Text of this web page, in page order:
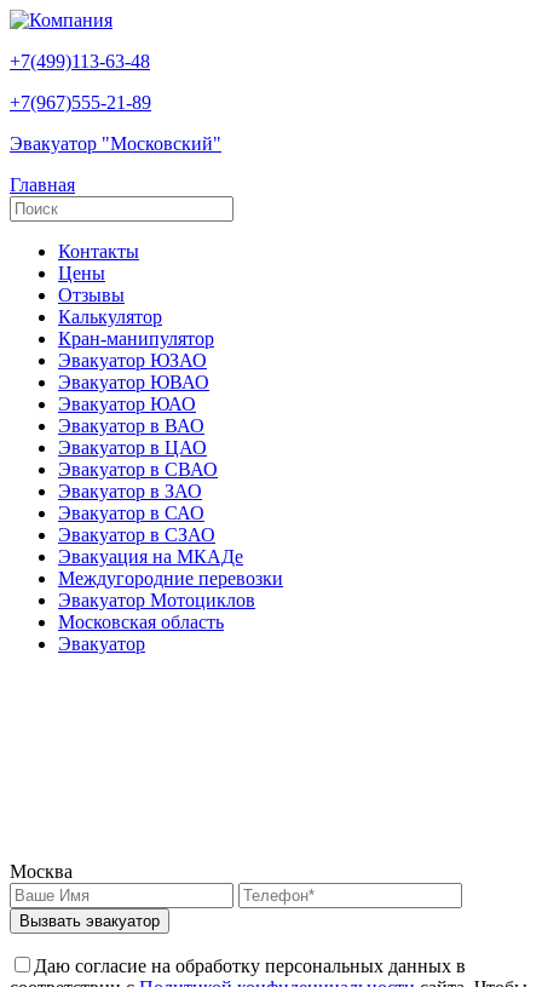
+7(499)113-63-48
+7(967)555-21-89
Эвакуатор "Московский"
Главная
Контакты
Цены
Отзывы
Калькулятор
Кран-манипулятор
Эвакуатор ЮЗАО
Эвакуатор ЮВАО
Эвакуатор ЮАО
Эвакуатор в ВАО
Эвакуатор в ЦАО
Эвакуатор в СВАО
Эвакуатор в ЗАО
Эвакуатор в САО
Эвакуатор в СЗАО
Эвакуация на МКАДе
Междугородние перевозки
Эвакуатор Мотоциклов
Московская область
Эвакуатор
Москва
Вызвать эвакуатор
Даю согласие на обработку персональных данных в